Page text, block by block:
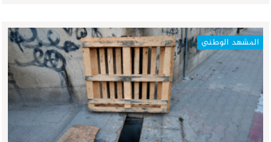
المشهد الوطني